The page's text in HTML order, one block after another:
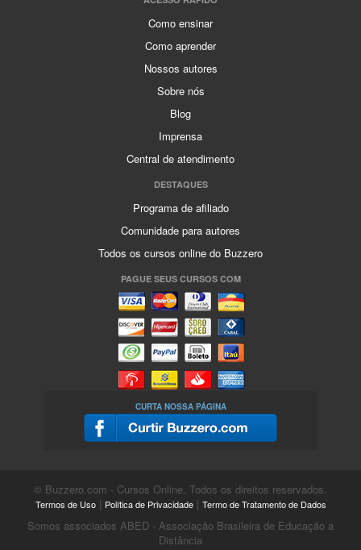
Como ensinar
Como aprender
Nossos autores
Sobre nós
Blog
Imprensa
Central de atendimento
DESTAQUES
Programa de afiliado
Comunidade para autores
Todos os cursos online do Buzzero
PAGUE SEUS CURSOS COM
CURTA NOSSA PÁGINA
© Buzzero.com - Cursos Online. Todos os direitos reservados.
Termos de Uso| Política de Privacidade| Termo de Tratamento de Dados
Somos associados ABED - Associação Brasileira de Educação a
Distância